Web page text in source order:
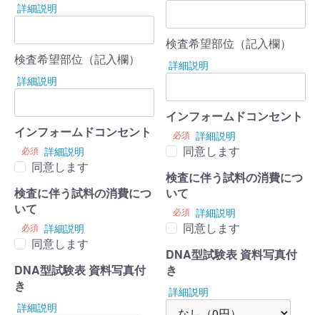
詳細説明
検査希望部位（記入欄）
詳細説明
インフォームドコンセント
必須 詳細説明
同意します
検査に伴う試料の消費につ
いて
必須 詳細説明
同意します
DNA型試験表 資料写真付
き
詳細説明
検査希望部位（記入欄）
詳細説明
インフォームドコンセント
必須 詳細説明
同意します
検査に伴う試料の消費につ
いて
必須 詳細説明
同意します
DNA型試験表 資料写真付
き
詳細説明